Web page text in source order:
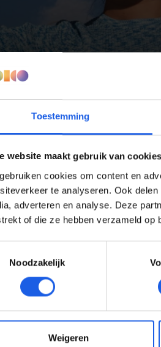
Toestemming
website maakt gebruik van cookies
cookies om content en
te analyseren. Ook
adverteren en analyse. Deze
of die ze hebben verzameld op
Noodzakelijk
Weigeren